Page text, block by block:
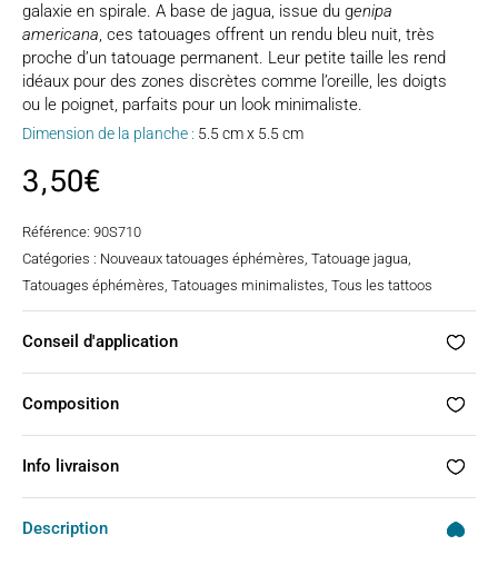
galaxie en spirale. A base de jagua, issue du genipa
americana, ces tatouages offrent un rendu bleu nuit, très
proche d’un tatouage permanent. Leur petite taille les rend
idéaux pour des zones discrètes comme l’oreille, les doigts
ou le poignet, parfaits pour un look minimaliste.
Dimension de la planche : 5.5 cm x 5.5 cm
3,50€
Référence: 90S710
Catégories : Nouveaux tatouages éphémères, Tatouage jagua,
Tatouages éphémères, Tatouages minimalistes, Tous les tattoos
Conseil d'application
Composition
Info livraison
Description